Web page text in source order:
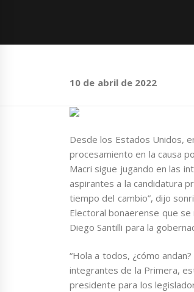
10 de abril de 2022
Desde los Estados Unidos,
procesamiento en la causa
Macri sigue jugando en las
aspirantes a la candidatura
tiempo del cambio”, dijo
Electoral bonaerense que
Diego Santilli para la
“Hola a todos, ¿cómo
integrantes de la Primera,
presidente para los